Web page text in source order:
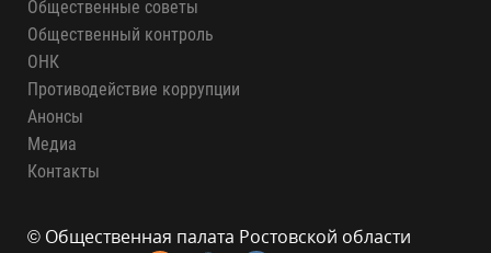
Общественные советы
Общественный контроль
ОНК
Противодействие коррупции
Анонсы
Медиа
Контакты
© Общественная палата Ростовской области